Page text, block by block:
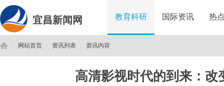
宜昌新闻网 教育科研 国际资讯 热
网站首页 资讯列表 资讯内容
高清影视时代的到来：改